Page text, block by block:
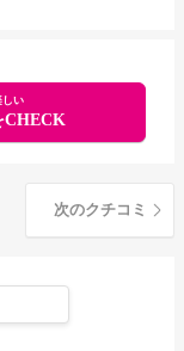
しい
CHECK
次のクチコミ